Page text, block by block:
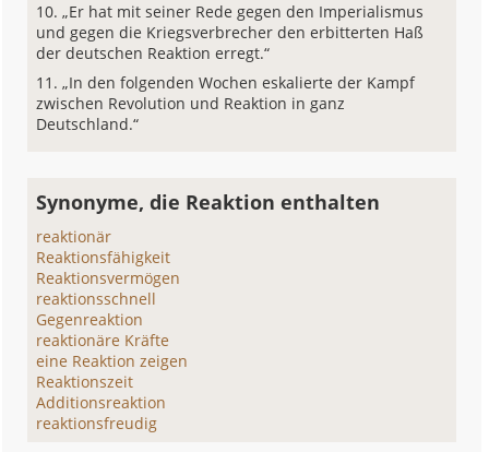
„Er hat mit seiner Rede gegen den Imperialismus
und gegen die Kriegsverbrecher den erbitterten Haß
der deutschen Reaktion erregt.“
„In den folgenden Wochen eskalierte der Kampf
zwischen Revolution und Reaktion in ganz
Deutschland.“
Synonyme, die Reaktion enthalten
reaktionär
Reaktionsfähigkeit
Reaktionsvermögen
reaktionsschnell
Gegenreaktion
reaktionäre Kräfte
eine Reaktion zeigen
Reaktionszeit
Additionsreaktion
reaktionsfreudig